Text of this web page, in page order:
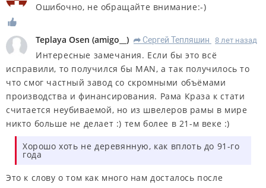
Ошибочно, не обращайте внимание:-)
Teplaya Osen (amigo__ ) R Сергей Тепляшин 8 лет назад
Интересные замечания. Если бы это всё
исправили, то получился бы MAN, а так получилось то
что смог частный завод со скромными объёмами
производства и финансирования. Рама Краза к стати
считается неубиваемой, но из швелеров рамы в мире
никто больше не делает :) тем более в 21-м веке :)
Хорошо хоть не деревянную, как вплоть до 91-го
года
Это к слову о том как много нам досталось после